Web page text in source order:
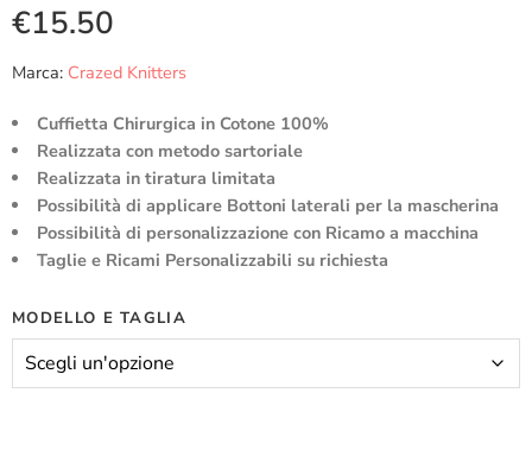
€15.50
Marca: Crazed Knitters
Cuffietta Chirurgica in Cotone 100%
Realizzata con metodo sartoriale
Realizzata in tiratura limitata
Possibilità di applicare Bottoni laterali per la mascherina
Possibilità di personalizzazione con Ricamo a macchina
Taglie e Ricami Personalizzabili su richiesta
MODELLO E TAGLIA